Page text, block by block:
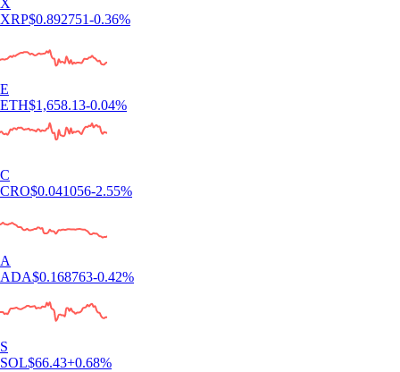
X
XRP$0.892751-0.36%
E
ETH$1,658.13-0.04%
C
CRO$0.041056-2.55%
A
ADA$0.168763-0.42%
S
SOL$66.43+0.68%